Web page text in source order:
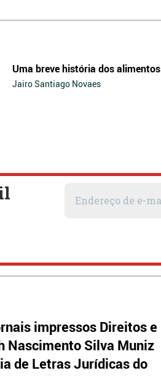
Uma breve história dos alimentos
Jairo Santiago Novaes
impressos Direitos e
Nascimento Silva Muniz
de Letras Jurídicas do